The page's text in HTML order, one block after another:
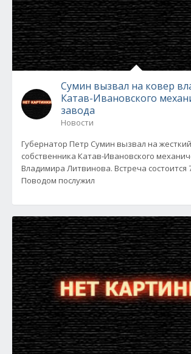
Сумин вызвал на ковер
Катав-Ивановского
завода
Новости
Губернатор Петр Сумин вызвал на
собственника Катав-Ивановского
Владимира Литвинова. Встреча состоится
Поводом послужил